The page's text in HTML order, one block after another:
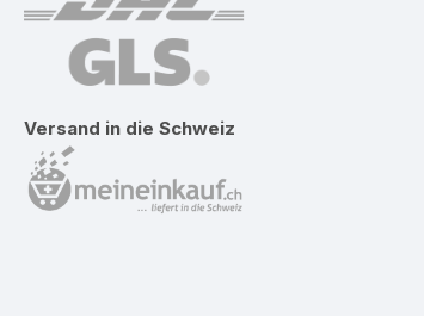
Versand in die Schweiz